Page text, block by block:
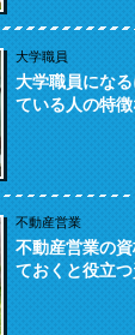
大学職員
大学職員にな
ている人の特
不動産営業
不動産営業の
ておくと役立